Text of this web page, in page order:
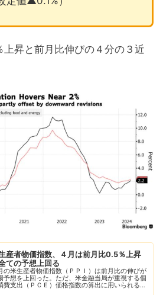
昇と前月比伸びの４分の３近
産者物価指数、４月は前月比0.5％上昇
ての予想上回る
の米生産者物価指数（ＰＰＩ）は前月比の伸びが
予想を上回った。ただ、米金融当局が重視する個
費支出（ＰＣＥ）価格指数の算出に用いられる主